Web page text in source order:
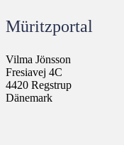
Müritzportal
Vilma Jönsson
Fresiavej 4C
4420 Regstrup
Dänemark